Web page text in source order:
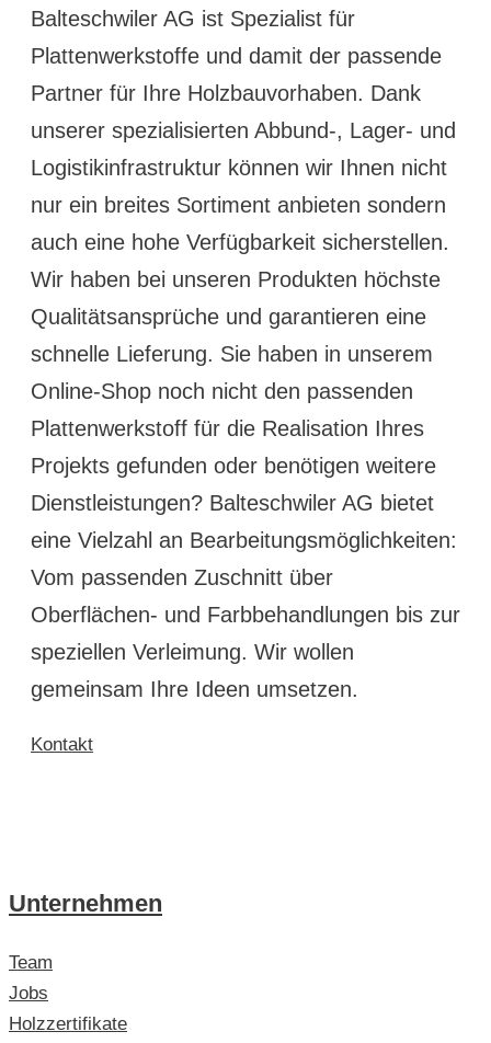
Balteschwiler AG ist Spezialist für
Plattenwerkstoffe und damit der passende
Partner für Ihre Holzbauvorhaben. Dank
unserer spezialisierten Abbund-, Lager- und
Logistikinfrastruktur können wir Ihnen nicht
nur ein breites Sortiment anbieten sondern
auch eine hohe Verfügbarkeit sicherstellen.
Wir haben bei unseren Produkten höchste
Qualitätsansprüche und garantieren eine
schnelle Lieferung. Sie haben in unserem
Online-Shop noch nicht den passenden
Plattenwerkstoff für die Realisation Ihres
Projekts gefunden oder benötigen weitere
Dienstleistungen? Balteschwiler AG bietet
eine Vielzahl an Bearbeitungsmöglichkeiten:
Vom passenden Zuschnitt über
Oberflächen- und Farbbehandlungen bis zur
speziellen Verleimung. Wir wollen
gemeinsam Ihre Ideen umsetzen.
Kontakt
Unternehmen
Team
Jobs
Holzzertifikate